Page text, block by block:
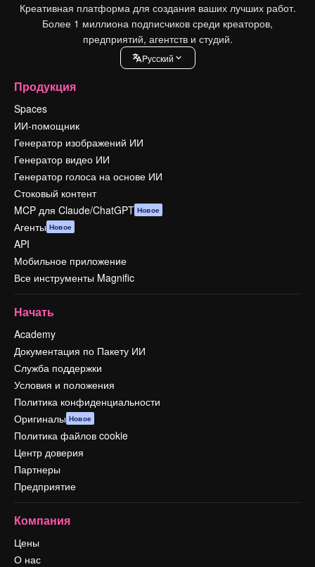
Креативная платформа для создания ваших лучших работ.
Более 1 миллиона подписчиков среди креаторов,
предприятий, агентств и студий.
Pусский
Продукция
Spaces
ИИ-помощник
Генератор изображений ИИ
Генератор видео ИИ
Генератор голоса на основе ИИ
Стоковый контент
MCP для Claude/ChatGPT Новое
Агенты Новое
API
Мобильное приложение
Все инструменты Magnific
Начать
Academy
Документация по Пакету ИИ
Служба поддержки
Условия и положения
Политика конфиденциальности
Оригиналы Новое
Политика файлов cookie
Центр доверия
Партнеры
Предприятие
Компания
Цены
О нас